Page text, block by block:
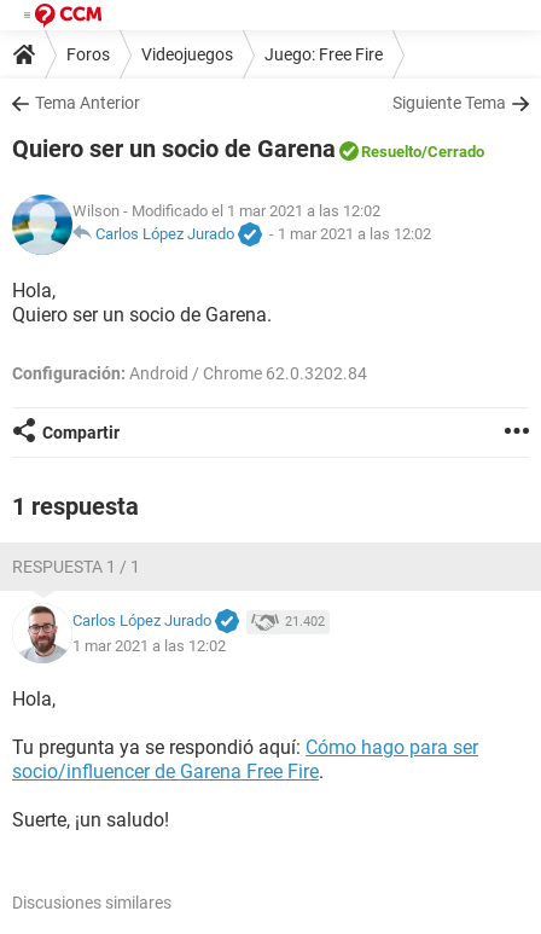
Foros Videojuegos Juego: Free Fire
Tema Anterior Siguiente Tema
Quiero ser un socio de Garena Resuelto/Cerrado
Wilson - Modificado el 1 mar 2021 a las 12:02
Carlos López Jurado
- 1 mar 2021 a las 12:02
Hola,
Quiero ser un socio de Garena.
Configuración: Android / Chrome 62.0.3202.84
Compartir
1 respuesta
RESPUESTA 1 / 1
Carlos López Jurado 21.402
1 mar 2021 a las 12:02
Hola,
Tu pregunta ya se respondió aquí: Cómo hago para ser
socio/influencer de Garena Free Fire.
Suerte, ¡un saludo!
Discusiones similares